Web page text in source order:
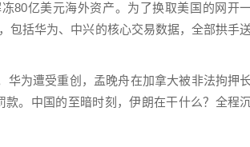
80亿美元海外资产。为了换取美国的网开
包括华为、中兴的核心交易数据，全部拱手
华为遭受重创，孟晚舟在加拿大被非法拘押
。中国的至暗时刻，伊朗在干什么？全程